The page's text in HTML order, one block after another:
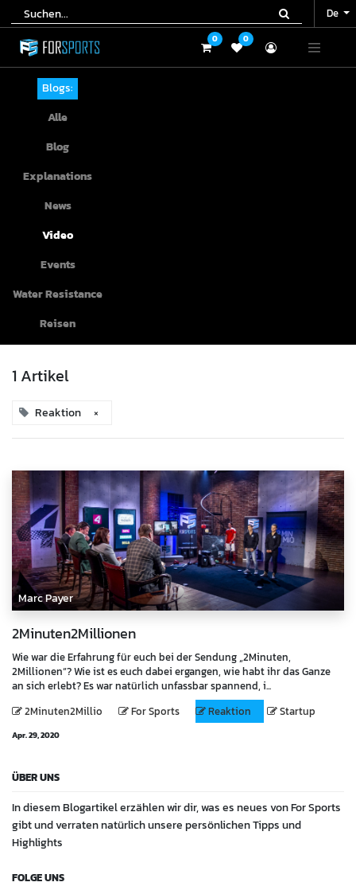
De
0 0
De
0 0
Blogs:
Alle
Blog
Explanations
News
Video
Events
Water Resistance
Reisen
1 Artikel
Reaktion ×
Marc Payer
2Minuten2Millionen
Wie war die Erfahrung für euch bei der Sendung „2Minuten,
2Millionen“? Wie ist es euch dabei ergangen, wie habt ihr das Ganze
an sich erlebt? Es war natürlich unfassbar spannend, i...
2Minuten2Millio
For Sports Reaktion Startup
Apr. 29, 2020
ÜBER UNS
In diesem Blogartikel erzählen wir dir, was es neues von For Sports
gibt und verraten natürlich unsere persönlichen Tipps und
Highlights
FOLGE UNS